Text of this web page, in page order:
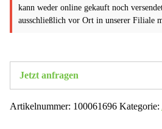
kann weder online gekauft noch
ausschließlich vor Ort in unserer Filiale
Jetzt anfragen
Artikelnummer: 100061696 Kategorie: